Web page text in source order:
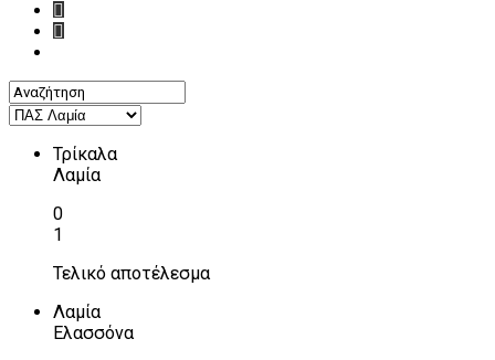
Τρίκαλα
Λαμία
0
1
Τελικό αποτέλεσμα
Λαμία
Ελασσόνα